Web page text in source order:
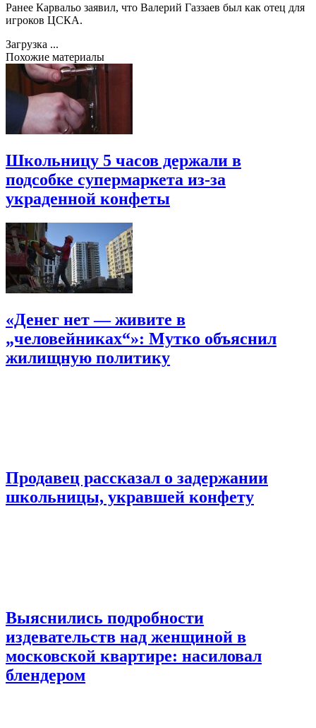
Ранее Карвальо заявил, что Валерий Газзаев был как отец для
игроков ЦСКА.
Загрузка ...
Похожие материалы
Школьницу 5 часов держали в
подсобке супермаркета из-за
украденной конфеты
«Денег нет — живите в
„человейниках“»: Мутко объяснил
жилищную политику
Продавец рассказал о задержании
школьницы, укравшей конфету
Выяснились подробности
издевательств над женщиной в
московской квартире: насиловал
блендером